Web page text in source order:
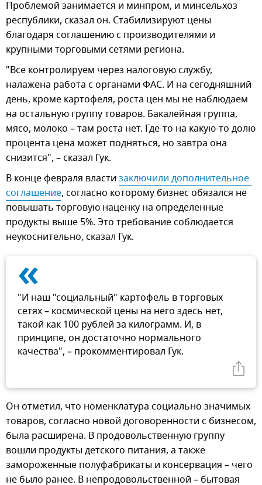
Проблемой занимается и минпром, и минсельхоз
республики, сказал он. Стабилизируют цены
благодаря соглашению с производителями и
крупными торговыми сетями региона.
"Все контролируем через налоговую службу,
налажена работа с органами ФАС. И на сегодняшний
день, кроме картофеля, роста цен мы не наблюдаем
на остальную группу товаров. Бакалейная группа,
мясо, молоко – там роста нет. Где-то на какую-то долю
процента цена может подняться, но завтра она
снизится", – сказал Гук.
В конце февраля власти заключили дополнительное
соглашение, согласно которому бизнес обязался не
повышать торговую наценку на определенные
продукты выше 5%. Это требование соблюдается
неукоснительно, сказал Гук.
«
"И наш "социальный" картофель в торговых
сетях – космической цены на него здесь нет,
такой как 100 рублей за килограмм. И, в
принципе, он достаточно нормального
качества", – прокомментировал Гук.
Он отметил, что номенклатура социально значимых
товаров, согласно новой договоренности с бизнесом,
была расширена. В продовольственную группу
вошли продукты детского питания, а также
замороженные полуфабрикаты и консервация – чего
не было ранее. В непродовольственной – бытовая